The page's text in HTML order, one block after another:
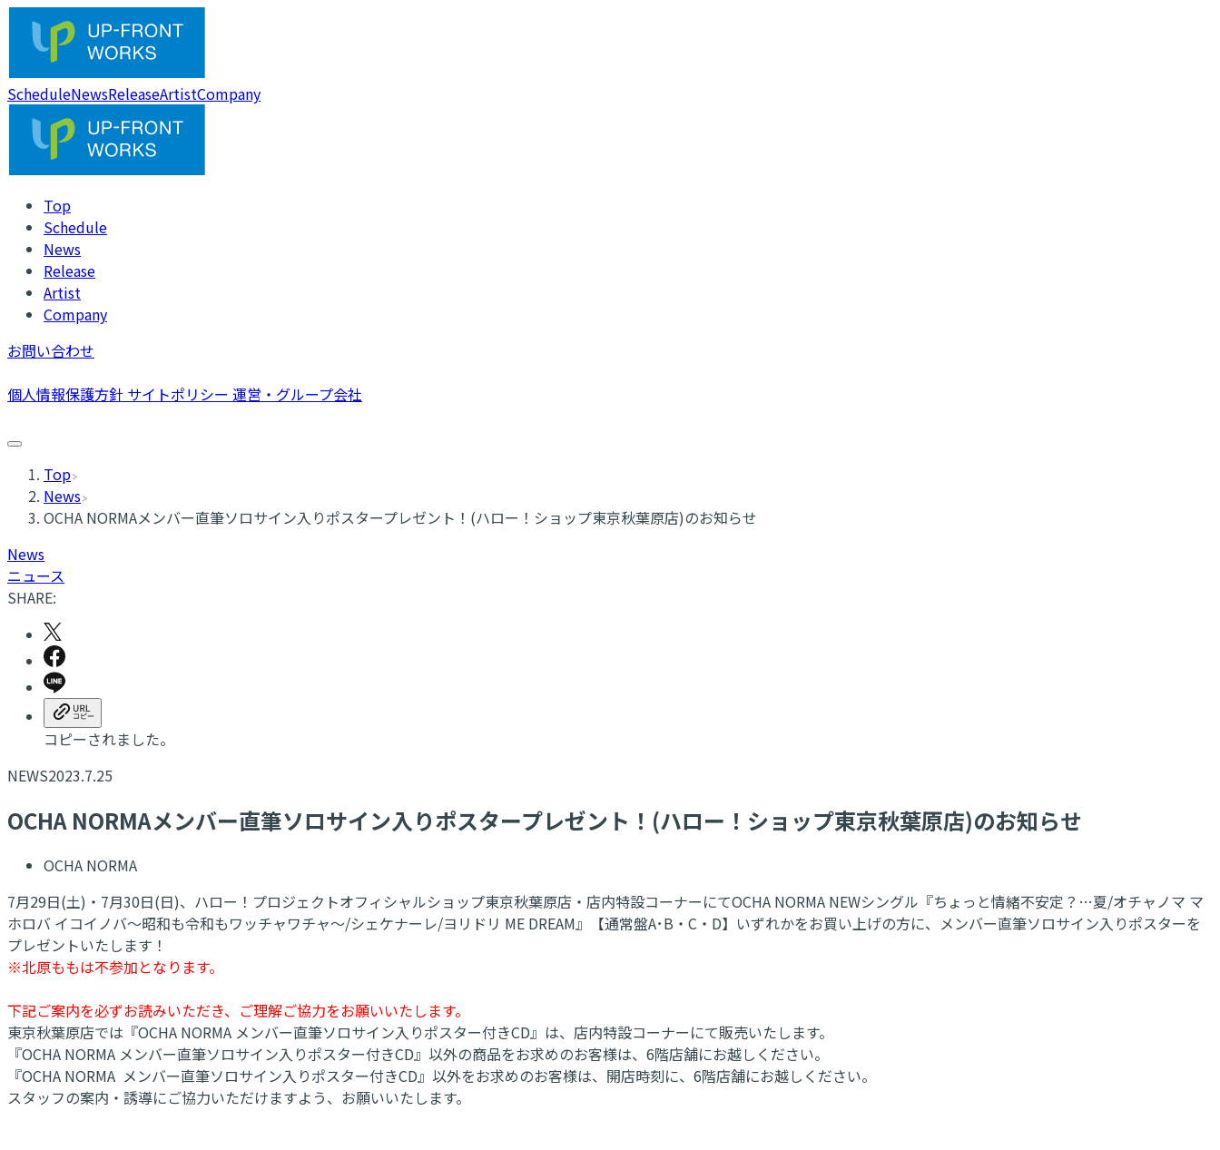
ScheduleNewsReleaseArtistCompany
Top
Schedule
News
Release
Artist
Company
お問い合わせ
個人情報保護方針 サイトポリシー 運営・グループ会社
Top
News
OCHA NORMAメンバー直筆ソロサイン入りポスタープレゼント！(ハロー！ショップ東京秋葉原店)のお知らせ
News
ニュース
SHARE:
コピーされました。
NEWS2023.7.25
OCHA NORMAメンバー直筆ソロサイン入りポスタープレゼント！(ハロー！ショップ東京秋葉原店)のお知らせ
OCHA NORMA
7月29日(土)・7月30日(日)、ハロー！プロジェクトオフィシャルショップ東京秋葉原店・店内特設コーナーにてOCHA NORMA NEWシングル『ちょっと情緒不安定？…夏/オチャノマ マ
ホロバ イコイノバ～昭和も令和もワッチャワチャ～/シェケナーレ/ヨリドリ ME DREAM』【通常盤A･B・C・D】いずれかをお買い上げの方に、メンバー直筆ソロサイン入りポスターを
プレゼントいたします！
※北原ももは不参加となります。
下記ご案内を必ずお読みいただき、ご理解ご協力をお願いいたします。
東京秋葉原店では『OCHA NORMA メンバー直筆ソロサイン入りポスター付きCD』は、店内特設コーナーにて販売いたします。
『OCHA NORMA メンバー直筆ソロサイン入りポスター付きCD』以外の商品をお求めのお客様は、6階店舗にお越しください。
『OCHA NORMA メンバー直筆ソロサイン入りポスター付きCD』以外をお求めのお客様は、開店時刻に、6階店舗にお越しください。
スタッフの案内・誘導にご協力いただけますよう、お願いいたします。